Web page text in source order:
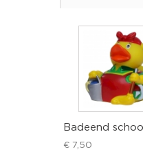
Badeend
€ 7,50